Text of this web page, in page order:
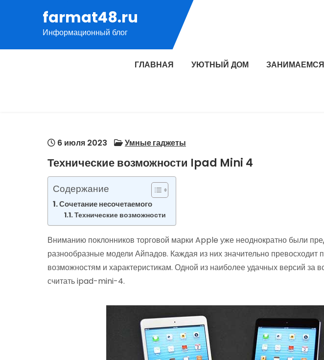
содержимому
farmat48.ru
Информационный блог
ГЛАВНАЯ УЮТНЫЙ ДОМ
6 июля 2023 Умные гаджеты
Технические возможности Ipad Mini 4
Содержание
Сочетание несочетаемого
Технические возможности
Вниманию поклонников торговой марки Apple уже неоднократно были
разнообразные модели Айпадов. Каждая из них значительно
возможностям и характеристикам. Одной из наиболее удачных версий за
считать ipad-mini-4.